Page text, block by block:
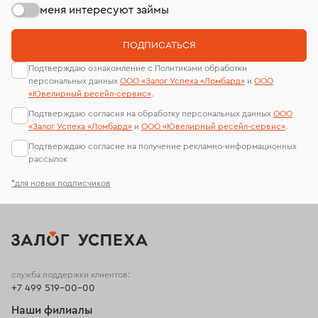
*для новых подписчиков
меня интересуют займы
ПОДПИСАТЬСЯ
Подтверждаю ознакомление с Политиками обработки
персональных данных ООО «Залог Успеха «Ломбард» и ООО
«Ювелирный ресейл-сервиc».
Подтверждаю согласия на обработку персональных данных ООО
«Залог Успеха «Ломбард» и ООО «Ювелирный ресейл-сервиc».
Подтверждаю согласие на получение рекламно-информационных
рассылок
служба поддержки клиентов:
+7 499 519-00-00
Наши филиалы